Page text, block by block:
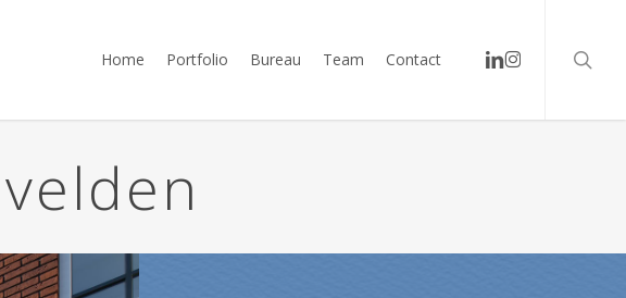
Home Portfolio Bureau Team Contact linkedin
instagram